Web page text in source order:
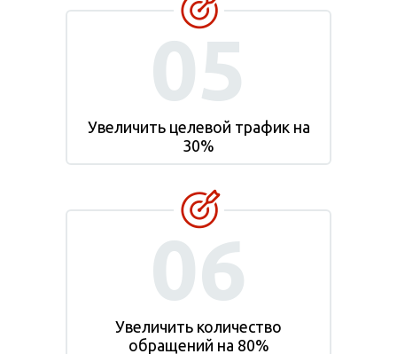
05
Увеличить целевой трафик на
30%
06
Увеличить количество
обращений на 80%